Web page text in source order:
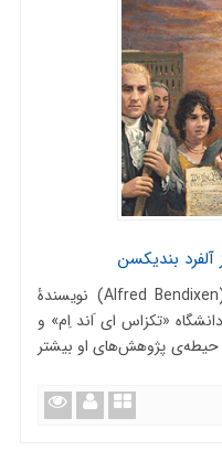
آلفرد بندیکسن
یادداشتی می‎خوانید از آلفرد بندیكسن (Alfred Bendixen) نویسندۀ
«تكزاس ای َاند اِم» و
حیطه‌ی پژوهش‌های او بیشتر